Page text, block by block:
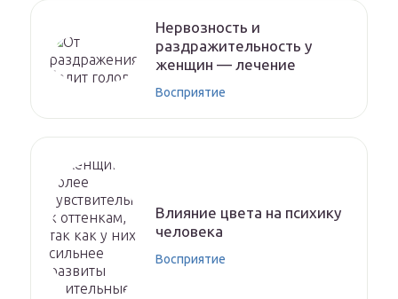
Нервозность и
раздражительность у
женщин — лечение
Восприятие
Влияние цвета на психику
человека
Восприятие